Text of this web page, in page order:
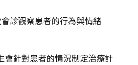
診觀察患者的行為與情緒
會針對患者的情況制定治療計